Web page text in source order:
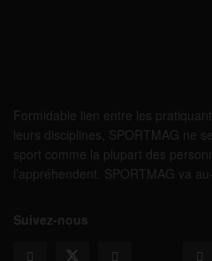
Formidable lien entre les
leurs disciplines, SPORTMAG ne
sport comme la plupart des
l’appréhendent. SPORTMAG va
Suivez-nous